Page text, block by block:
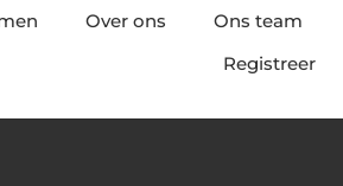
Over ons Ons team
Registreer